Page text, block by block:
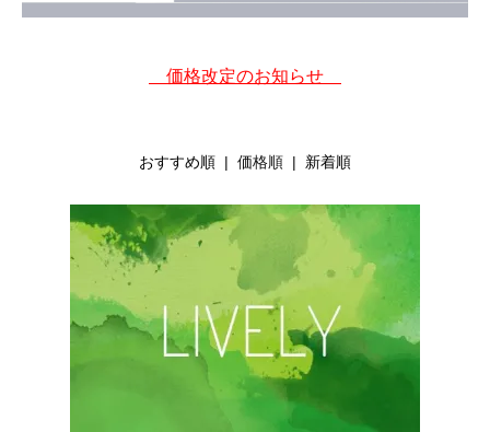
価格改定のお知らせ
おすすめ順 | 価格順 | 新着順